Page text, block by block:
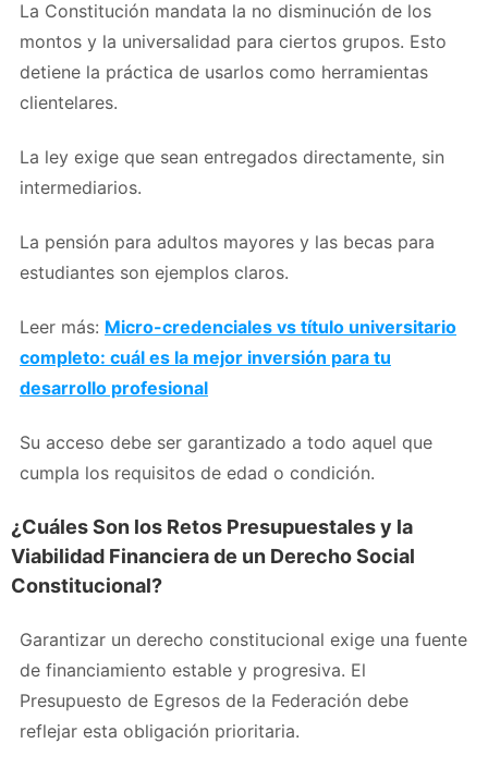
La Constitución mandata la no disminución de los
montos y la universalidad para ciertos grupos. Esto
detiene la práctica de usarlos como herramientas
clientelares.
La ley exige que sean entregados directamente, sin
intermediarios.
La pensión para adultos mayores y las becas para
estudiantes son ejemplos claros.
Leer más: Micro-credenciales vs título universitario
completo: cuál es la mejor inversión para tu
desarrollo profesional
Su acceso debe ser garantizado a todo aquel que
cumpla los requisitos de edad o condición.
¿Cuáles Son los Retos Presupuestales y la
Viabilidad Financiera de un Derecho Social
Constitucional?
Garantizar un derecho constitucional exige una fuente
de financiamiento estable y progresiva. El
Presupuesto de Egresos de la Federación debe
reflejar esta obligación prioritaria.